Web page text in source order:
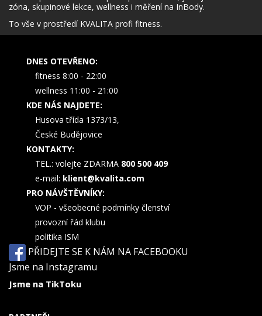
zóna, skupinové lekce, wellness i měření na InBody.
To vše v prostředí KVALITA profi fitness.
DNES OTEVŘENO:
fitness 8:00 - 22:00
wellness 11:00 - 21:00
KDE NÁS NAJDETE:
Husova třída 1373/13,
České Budějovice
KONTAKTY:
TEL.: volejte ZDARMA 800 500 409
e-mail: klient@kvalita.com
PRO NÁVŠTĚVNÍKY:
VOP - všeobecné podmínky členství
provozní řád klubu
politika ISM
PŘIDEJTE SE K NÁM NA FACEBOOKU
Jsme na Instagramu
Jsme na TikToku